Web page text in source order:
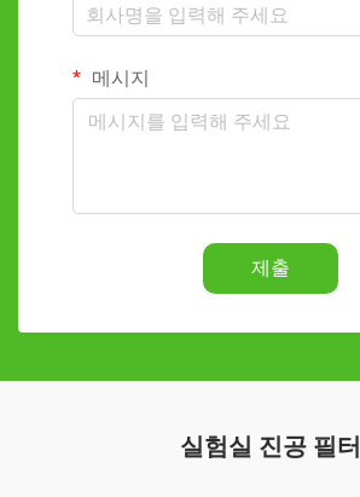
메시지
제출
실험실 진공 필터